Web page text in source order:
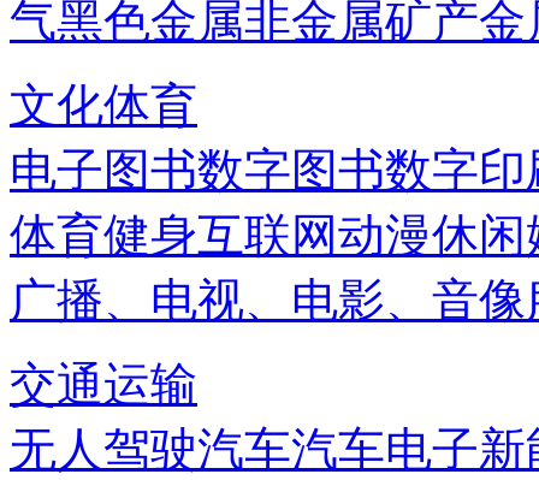
气黑色金属非金属矿产金
文化体育
电子图书数字图书数字印
体育健身互联网动漫休闲
广播、电视、电影、音像
交通运输
无人驾驶汽车汽车电子新